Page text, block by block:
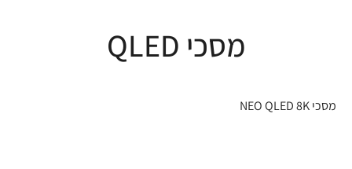
מסכי QLED
מסכי NEO QLED 8K